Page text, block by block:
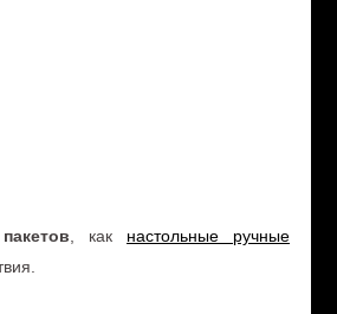
, как настольные ручные